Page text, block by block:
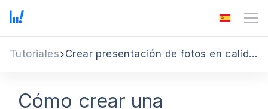
Tutoriales Crear presentación de fotos en calidad 4K
Cómo crear una